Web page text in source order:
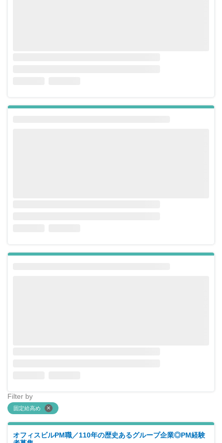
Filter by
固定給高め
オフィスビルPM職／110年の歴史あるグループ企業◎PM経験